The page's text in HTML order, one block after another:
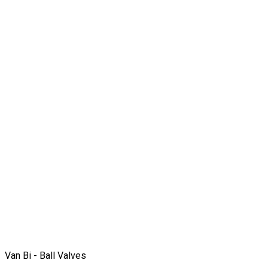
Van Bi - Ball Valves